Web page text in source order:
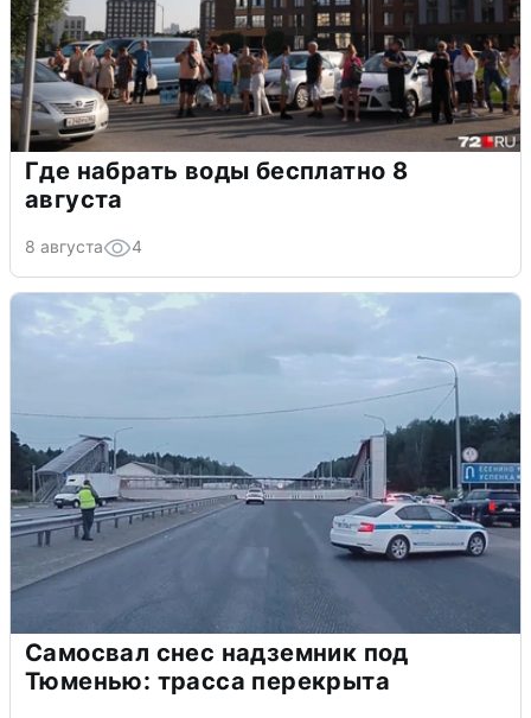
Где набрать воды бесплатно 8
августа
8 августа 4
Самосвал снес надземник под
Тюменью: трасса перекрыта